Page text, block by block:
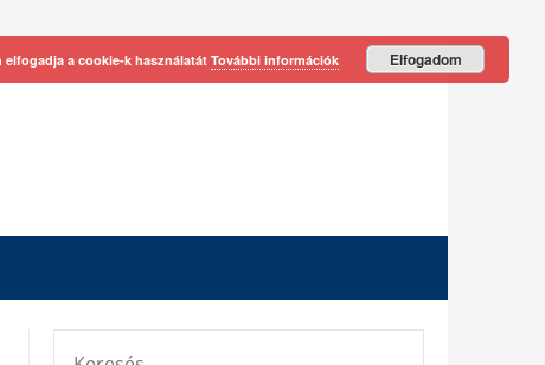
a cookie-k használatát További információk Elfogadom